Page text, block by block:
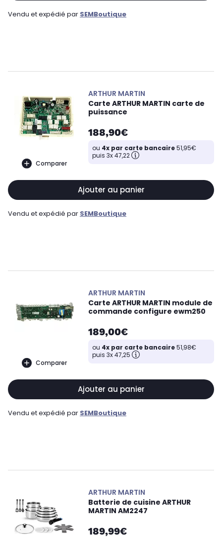
Vendu et expédié par SEMBoutique
Comparer
ARTHUR MARTIN
Carte ARTHUR MARTIN carte de
puissance
188,90€
ou 4x par carte bancaire51,95€
puis 3x 47,22
Ajouter au panier
Vendu et expédié par SEMBoutique
Comparer
ARTHUR MARTIN
Carte ARTHUR MARTIN module de
commande configure ewm250
189,00€
ou 4x par carte bancaire51,98€
puis 3x 47,25
Ajouter au panier
Vendu et expédié par SEMBoutique
ARTHUR MARTIN
Batterie de cuisine ARTHUR
MARTIN AM2247
189,99€